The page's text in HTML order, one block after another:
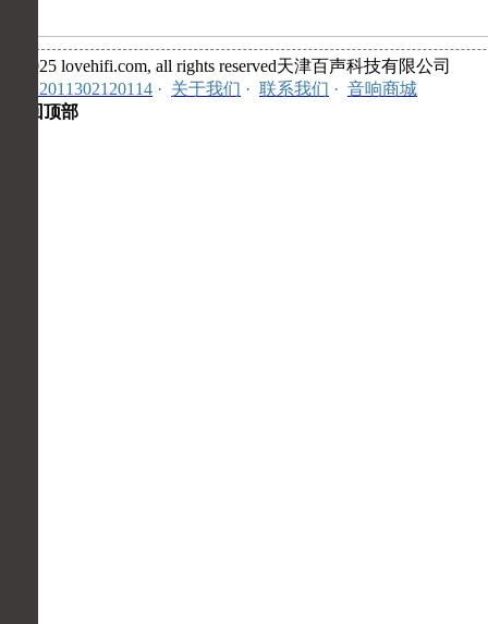
©2025 lovehifi.com, all rights reserved天津百声科技有限公司
安:12011302120114 · 关于我们 · 联系我们 · 音响商城
返回顶部